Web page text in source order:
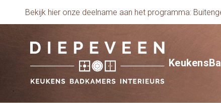
Bekijk hier onze deelname aan het programma:
Keukens